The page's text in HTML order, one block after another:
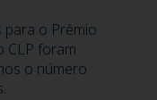
para o Prêmio
CLP foram
o número